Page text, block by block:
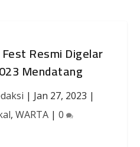
Resmi Digelar
Mendatang
| Jan 27, 2023 |
, WARTA | 0